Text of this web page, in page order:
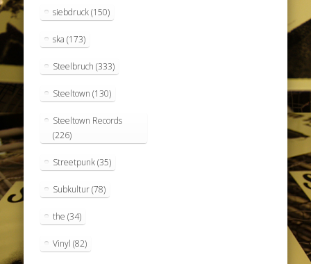
siebdruck(150)
ska (173)
Steelbruch (333)
Steeltown (130)
Steeltown Records
(226)
Streetpunk(35)
Subkultur(78)
the (34)
Vinyl (82)